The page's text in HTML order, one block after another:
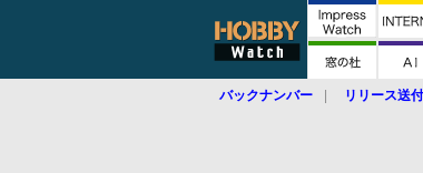
バックナンバー リリース送